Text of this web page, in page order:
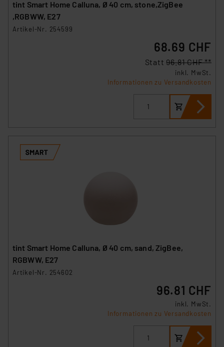
tint Smart Home Calluna, Ø 40 cm, stone,ZigBee
,RGBWW, E27
Artikel-Nr. 254599
68.69 CHF
Statt96.81 CHF **
inkl. MwSt.
Informationen zu Versandkosten
tint Smart Home Calluna, Ø 40 cm, sand, ZigBee,
RGBWW, E27
Artikel-Nr. 254602
96.81 CHF
inkl. MwSt.
Informationen zu Versandkosten